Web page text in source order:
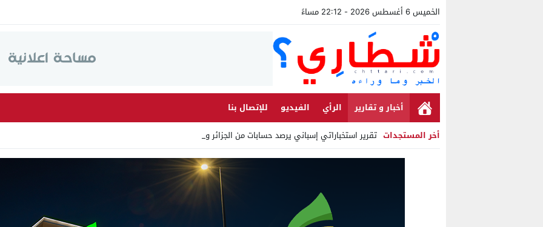
الخميس 6 أغسطس 2026 - 22:12 مساءً
أخبار و تقارير الرأي الفيديو
للإتصال بنا
أخر المستجدات تقرير استخباراتي إسباني يرصد حسابات من الجزائر وأرقاما_
Stop